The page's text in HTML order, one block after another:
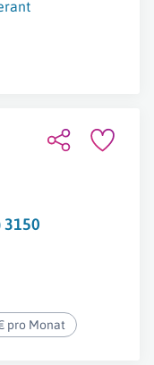
pro Monat